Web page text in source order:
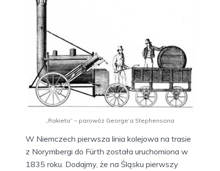
„Rakieta” – parowóz George’a Stephensona
W Niemczech pierwsza linia kolejowa na trasie
z Norymbergi do Fürth została uruchomiona w
1835 roku. Dodajmy, że na Śląsku pierwszy